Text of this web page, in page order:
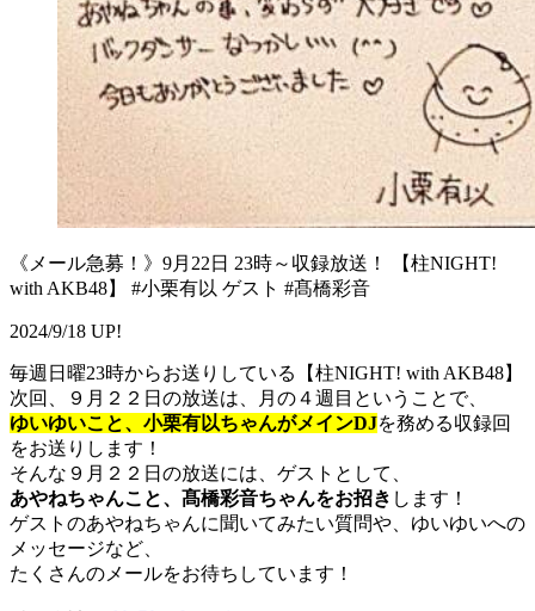
《メール急募！》9月22日 23時～収録放送！ 【柱NIGHT!
with AKB48】 #小栗有以 ゲスト #髙橋彩音
2024/9/18 UP!
毎週日曜23時からお送りしている【柱NIGHT! with AKB48】
次回、９月２２日の放送は、月の４週目ということで、
ゆいゆいこと、小栗有以ちゃんがメインDJを務める収録回
をお送りします！
そんな９月２２日の放送には、ゲストとして、
あやねちゃんこと、髙橋彩音ちゃんをお招き します！
ゲストのあやねちゃんに聞いてみたい質問や、ゆいゆいへの
メッセージなど、
たくさんのメールをお待ちしています！